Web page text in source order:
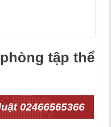
tập thể
02466565366